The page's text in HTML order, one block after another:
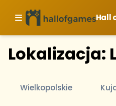
Hall
Lokalizacja:
Wielkopolskie